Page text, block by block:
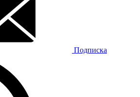
Подписка